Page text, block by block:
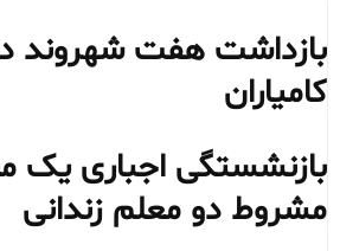
بازداشت هفت شهروند
کامیاران
بازنشستگی اجباری یک
مشروط دو معلم زندانی